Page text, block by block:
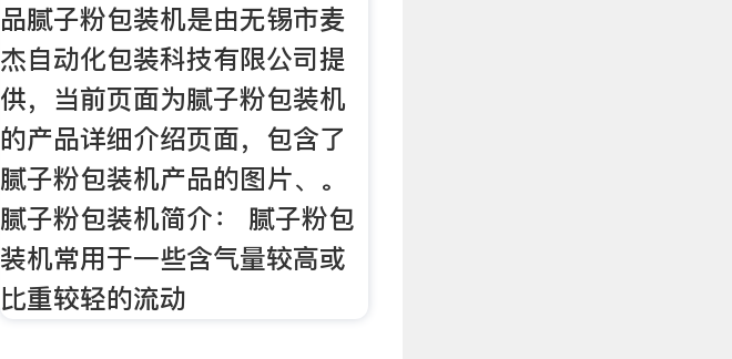
品腻子粉包装机是由无锡市麦
杰自动化包装科技有限公司提
供，当前页面为腻子粉包装机
的产品详细介绍页面，包含了
腻子粉包装机产品的图片、。
腻子粉包装机简介： 腻子粉包
装机常用于一些含气量较高或
比重较轻的流动